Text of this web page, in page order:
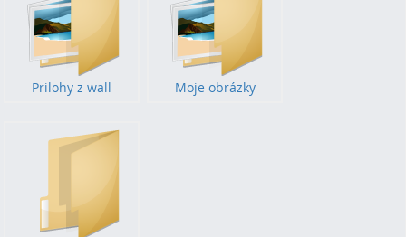
Prilohy z wall Moje obrázky